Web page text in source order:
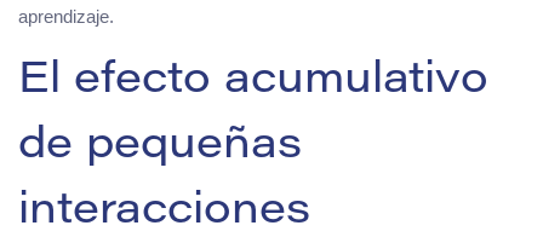
aprendizaje.
El efecto acumulativo
de pequeñas
interacciones